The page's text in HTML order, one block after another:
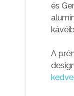
és
A